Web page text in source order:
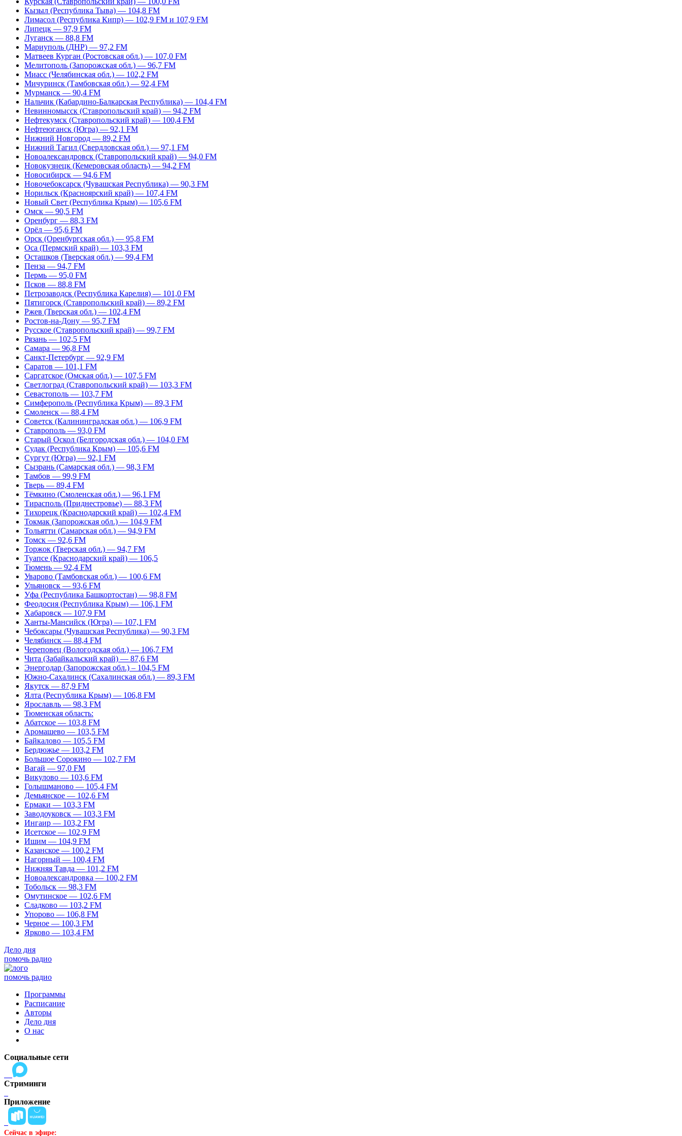
Кызыл (Республика Тыва) — 104,8 FM
Лимасол (Республика Кипр) — 102,9 FM и 107,9 FM
Липецк — 97,9 FM
Луганск — 88,8 FM
Мариуполь (ДНР) — 97,2 FM
Матвеев Курган (Ростовская обл.) — 107,0 FM
Мелитополь (Запорожская обл.) — 96,7 FM
Миасс (Челябинская обл.) — 102,2 FM
Мичуринск (Тамбовская обл.) — 92,4 FM
Мурманск — 90,4 FM
Нальчик (Кабардино-Балкарская Республика) — 104,4 FM
Невинномысск (Ставропольский край) — 94,2 FM
Нефтекумск (Ставропольский край) — 100,4 FM
Нефтеюганск (Югра) — 92,1 FM
Нижний Новгород — 89,2 FM
Нижний Тагил (Свердловская обл.) — 97,1 FM
Новоалександровск (Ставропольский край) — 94,0 FM
Новокузнецк (Кемеровская область) — 94,2 FM
Новосибирск — 94,6 FM
Новочебоксарск (Чувашская Республика) — 90,3 FM
Норильск (Красноярский край) — 107,4 FM
Новый Свет (Республика Крым) — 105,6 FM
Омск — 90,5 FM
Оренбург — 88,3 FM
Орёл — 95,6 FM
Орск (Оренбургская обл.) — 95,8 FM
Оса (Пермский край) — 103,3 FM
Осташков (Тверская обл.) — 99,4 FM
Пенза — 94,7 FM
Пермь — 95,0 FM
Псков — 88,8 FM
Петрозаводск (Республика Карелия) — 101,0 FM
Пятигорск (Ставропольский край) — 89,2 FM
Ржев (Тверская обл.) — 102,4 FM
Ростов-на-Дону — 95,7 FM
Русское (Ставропольский край) — 99,7 FM
Рязань — 102,5 FM
Самара — 96,8 FM
Санкт-Петербург — 92,9 FM
Саратов — 101,1 FM
Саргатское (Омская обл.) — 107,5 FM
Светлоград (Ставропольский край) — 103,3 FM
Севастополь — 103,7 FM
Симферополь (Республика Крым) — 89,3 FM
Смоленск — 88,4 FM
Советск (Калининградская обл.) — 106,9 FM
Ставрополь — 93,0 FM
Старый Оскол (Белгородская обл.) — 104,0 FM
Судак (Республика Крым) — 105,6 FM
Сургут (Югра) — 92,1 FM
Сызрань (Самарская обл.) — 98,3 FM
Тамбов — 99,9 FM
Тверь — 89,4 FM
Тёмкино (Смоленская обл.) — 96,1 FM
Тирасполь (Приднестровье) — 88,3 FM
Тихорецк (Краснодарский край) — 102,4 FM
Токмак (Запорожская обл.) — 104,9 FM
Тольятти (Самарская обл.) — 94,9 FM
Томск — 92,6 FM
Торжок (Тверская обл.) — 94,7 FM
Туапсе (Краснодарский край) — 106,5
Тюмень — 92,4 FM
Уварово (Тамбовская обл.) — 100,6 FM
Ульяновск — 93,6 FM
Уфа (Республика Башкортостан) — 98,8 FM
Феодосия (Республика Крым) — 106,1 FM
Хабаровск — 107,9 FM
Ханты-Мансийск (Югра) — 107,1 FM
Чебоксары (Чувашская Республика) — 90,3 FM
Челябинск — 88,4 FM
Череповец (Вологодская обл.) — 106,7 FM
Чита (Забайкальский край) — 87,6 FM
Энергодар (Запорожская обл.) – 104,5 FM
Южно-Сахалинск (Сахалинская обл.) — 89,3 FM
Якутск — 87,9 FM
Ялта (Республика Крым) — 106,8 FM
Ярославль — 98,3 FM
Тюменская область:
Абатское — 103,8 FM
Аромашево — 103,5 FM
Байкалово — 105,5 FM
Бердюжье — 103,2 FM
Большое Сорокино — 102,7 FM
Вагай — 97,0 FM
Викулово — 103,6 FM
Голышманово — 105,4 FM
Демьянское — 102,6 FM
Ермаки — 103,3 FM
Заводоуковск — 103,3 FM
Ингаир — 103,2 FM
Исетское — 102,9 FM
Ишим — 104,9 FM
Казанское — 100,2 FM
Нагорный — 100,4 FM
Нижняя Тавда — 101,2 FM
Новоалександровка — 100,2 FM
Тобольск — 98,3 FM
Омутинское — 102,6 FM
Сладково — 103,2 FM
Упорово — 106,8 FM
Черное — 100,3 FM
Ярково — 103,4 FM
Дело дня
помочь радио
помочь радио
Программы
Расписание
Авторы
Дело дня
О нас
Социальные сети
Стриминги
Приложение
Сейчас в эфире: